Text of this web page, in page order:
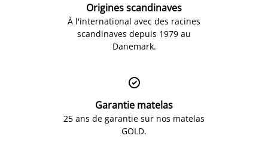
Origines scandinaves
À l'international avec des racines
scandinaves depuis 1979 au
Danemark.

Garantie matelas
25 ans de garantie sur nos matelas
GOLD.